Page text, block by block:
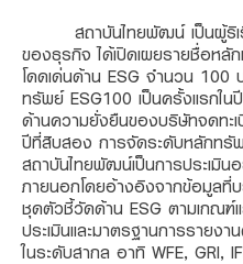
สถาบันไทยพัฒน์ เป็นผู้ริเริ่
ของธุรกิจ ได้เปิดเผยรายชื่อหลั
โดดเด่นด้าน ESG จำนวน 100
ทรัพย์ ESG100 เป็นครั้งแรกใน
ด้านความยั่งยืนของบริษัทจดทะเ
ปีที่สิบสอง การจัดระดับหลักทรั
สถาบันไทยพัฒน์เป็นการประเมิน
ภายนอกโดยอ้างอิงจากข้อมูลที่
ชุดตัวชี้วัดด้าน ESG ตามเกณฑ์แ
ประเมินและมาตรฐานการรายง
ในระดับสากล อาทิ WFE, GRI,